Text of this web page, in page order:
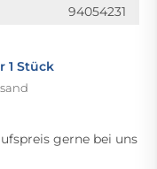
94054231
1 Stück
gerne bei uns